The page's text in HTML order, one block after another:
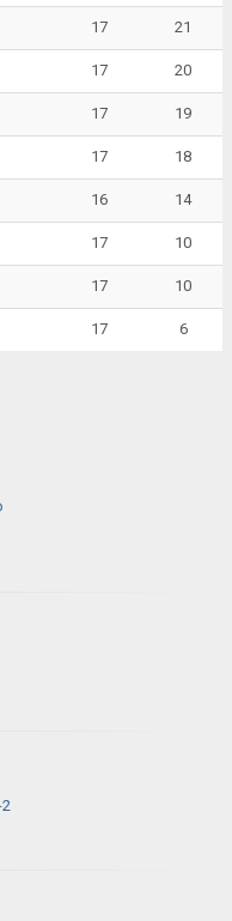
17 21
17 20
17 19
17 18
16 14
17 10
17 10
17 6